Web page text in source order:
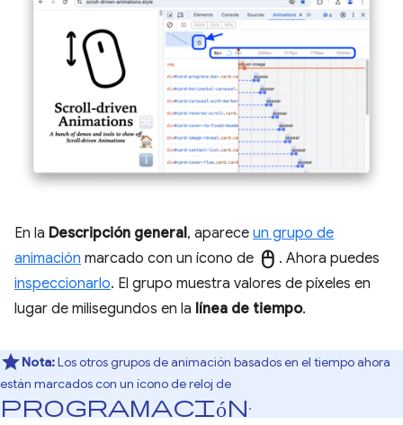
En la Descripción general, aparece un grupo de
animación marcado con un ícono de mouse . Ahora puedes
inspeccionarlo. El grupo muestra valores de píxeles en
lugar de milisegundos en la línea de tiempo.
Nota:Los otros grupos de animación basados en el tiempo ahora
están marcados con un ícono de reloj de
programación.